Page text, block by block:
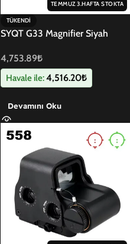
TEMMUZ 3.HAFTA STOKTA
TÜKENDI
SYQT G33 Magnifier Siyah
4,753.89₺
Havale ile:4,516.20₺
Devamını Oku